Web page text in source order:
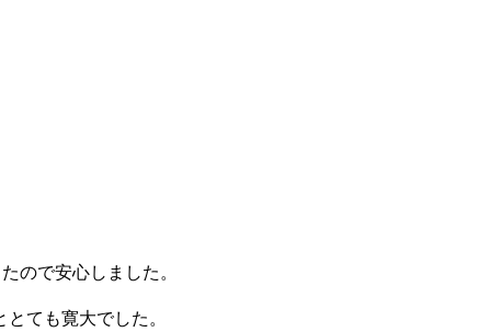
ので安心しました。
ても寛大でした。